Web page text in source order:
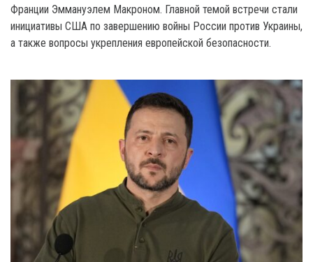
Франции Эммануэлем Макроном. Главной темой встречи стали
инициативы США по завершению войны России против Украины,
а также вопросы укрепления европейской безопасности.